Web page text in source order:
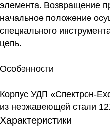
элемента. Возвращение
начальное положение
специального
цепь.
Особенности
Корпус УДП «Спектрон-
из нержавеющей стали
Характеристики